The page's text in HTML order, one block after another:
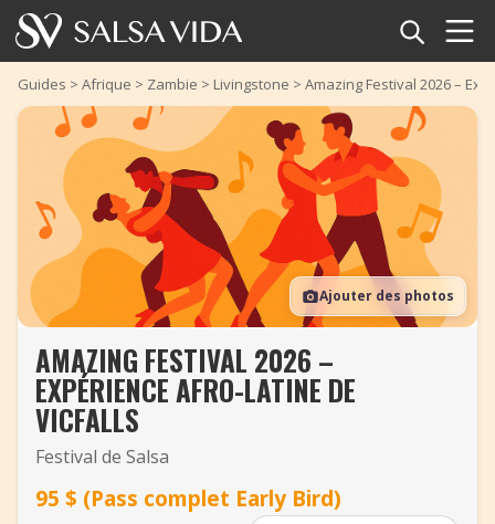
Accueil
Événements
Actualités
Articles
Vidéos
Glossaire
Boutique
TuneTempo
Guides > Afrique > Zambie > Livingstone > Amazing Festival 2026 –
Ajouter des photos
AMAZING FESTIVAL 2026 –
EXPÉRIENCE AFRO-LATINE DE
VICFALLS
Festival de Salsa
95 $ (Pass complet Early Bird)